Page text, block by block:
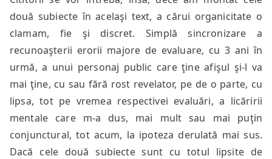
două subiecte în acelaşi text, a cărui organicitate o
clamam, fie şi discret. Simplă sincronizare a
recunoaşterii erorii majore de evaluare, cu 3 ani în
urmă, a unui personaj public care ţine afişul şi-l va
mai ţine, cu sau fără rost revelator, pe de o parte, cu
lipsa, tot pe vremea respectivei evaluări, a licăririi
mentale care m-a dus, mai mult sau mai puţin
conjunctural, tot acum, la ipoteza derulată mai sus.
Dacă cele două subiecte sunt cu totul lipsite de